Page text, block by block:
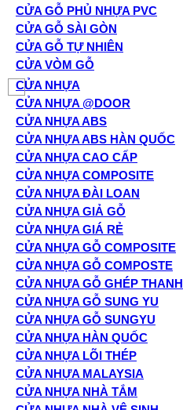
CỬA GỖ PHỦ NHỰA PVC
CỬA GỖ SÀI GÒN
CỬA GỖ TỰ NHIÊN
CỬA VÒM GỖ
CỬA NHỰA
CỬA NHỰA @DOOR
CỬA NHỰA ABS
CỬA NHỰA ABS HÀN QUỐC
CỬA NHỰA CAO CẤP
CỬA NHỰA COMPOSITE
CỬA NHỰA ĐÀI LOAN
CỬA NHỰA GIẢ GỖ
CỬA NHỰA GIÁ RẺ
CỬA NHỰA GỖ COMPOSITE
CỬA NHỰA GỖ COMPOSTE
CỬA NHỰA GỖ GHÉP THANH
CỬA NHỰA GỖ SUNG YU
CỬA NHỰA GỖ SUNGYU
CỬA NHỰA HÀN QUỐC
CỬA NHỰA LÕI THÉP
CỬA NHỰA MALAYSIA
CỬA NHỰA NHÀ TẮM